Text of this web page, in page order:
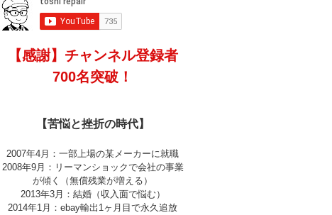
【感謝】チャンネル登録者
700名突破！
【苦悩と挫折の時代】
2007年4月：一部上場の某メーカーに就職
2008年9月：リーマンショックで会社の事業
が傾く（無償残業が増える）
2013年3月：結婚（収入面で悩む）
2014年1月：ebay輸出1ヶ月目で永久追放